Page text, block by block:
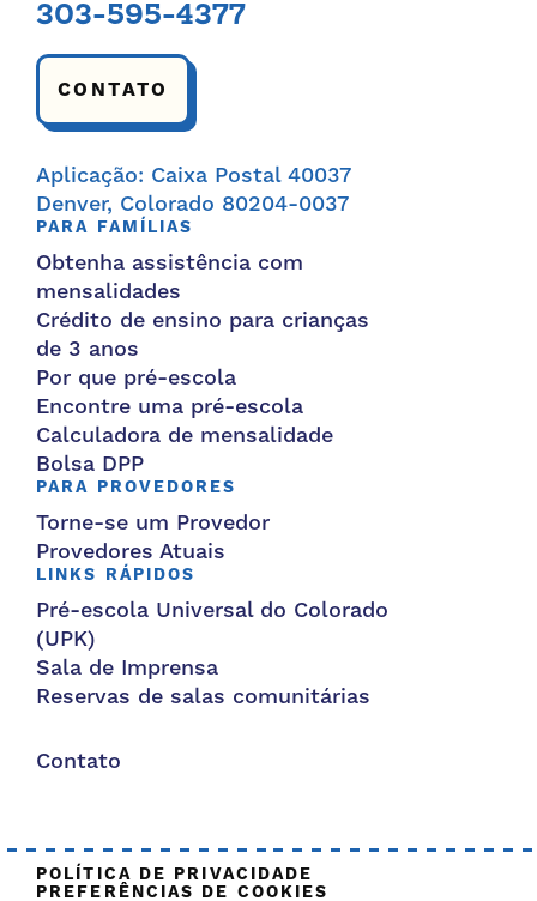
303-595-4377
CONTATO
Aplicação: Caixa Postal 40037
Denver, Colorado 80204-0037
PARA FAMÍLIAS
Obtenha assistência com
mensalidades
Crédito de ensino para crianças
de 3 anos
Por que pré-escola
Encontre uma pré-escola
Calculadora de mensalidade
Bolsa DPP
PARA PROVEDORES
Torne-se um Provedor
Provedores Atuais
LINKS RÁPIDOS
Pré-escola Universal do Colorado
(UPK)
Sala de Imprensa
Reservas de salas comunitárias
Contato
POLÍTICA DE PRIVACIDADE
PREFERÊNCIAS DE COOKIES